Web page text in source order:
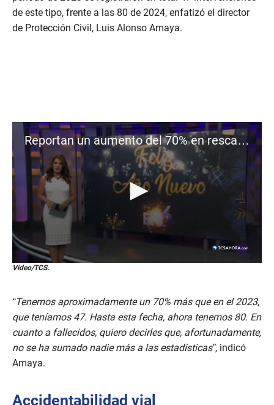
de este tipo, frente a las 80 de 2024, enfatizó el director
de Protección Civil, Luis Alonso Amaya.
Reportan un aumento del 70% en rescates acuáticos respecto a 2023
0
c
n
d
s
o
f
1
n
Video/TCS.
“Tenemos aproximadamente un 70% más que en el 2023,
que teníamos 47. Hasta esta fecha, ahora tenemos 80. En
cuanto a fallecidos, quiero decirles que, afortunadamente,
no se ha sumado nadie más a las estadísticas”, indicó
Amaya.
Accidentabilidad vial